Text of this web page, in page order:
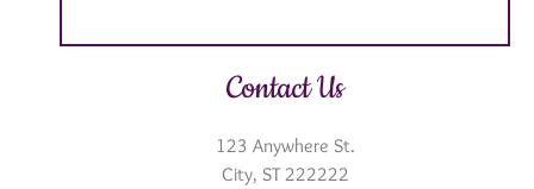
Contact Us
123 Anywhere St.
City, ST 222222